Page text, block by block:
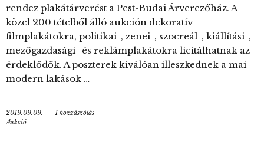
rendez plakátárverést a Pest-Budai Árverezőház. A
közel 200 tételből álló aukción dekoratív
filmplakátokra, politikai-, zenei-, szocreál-, kiállítási-,
mezőgazdasági- és reklámplakátokra licitálhatnak az
érdeklődők. A poszterek kiválóan illeszkednek a mai
modern lakások …
2019.09.09.
1 hozzászólás
Aukció